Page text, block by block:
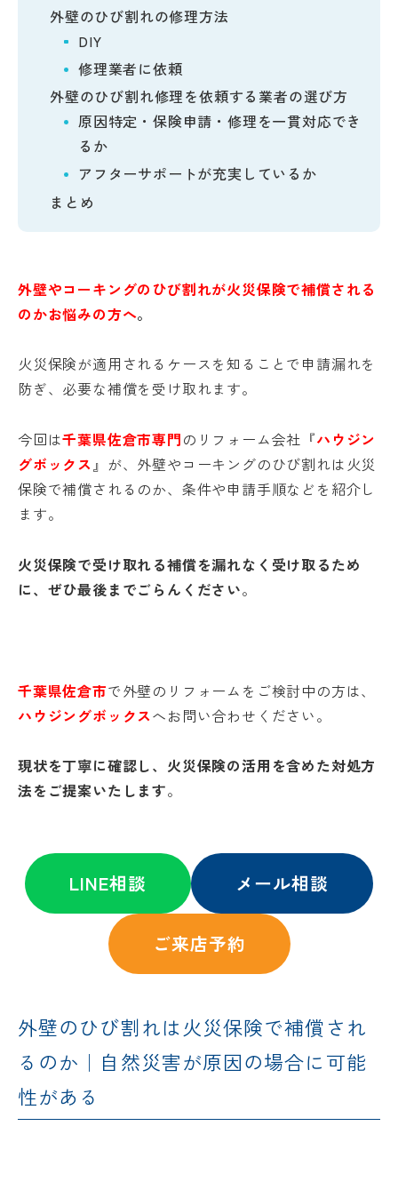
外壁のひび割れの修理方法
DIY
修理業者に依頼
外壁のひび割れ修理を依頼する業者の選び方
原因特定・保険申請・修理を一貫対応でき
るか
アフターサポートが充実しているか
まとめ
外壁やコーキングのひび割れが火災保険で補償される
のかお悩みの方へ。
火災保険が適用されるケースを知ることで申請漏れを
防ぎ、必要な補償を受け取れます。
今回は千葉県佐倉市専門のリフォーム会社『ハウジン
グボックス』が、外壁やコーキングのひび割れは火災
保険で補償されるのか、条件や申請手順などを紹介し
ます。
火災保険で受け取れる補償を漏れなく受け取るため
に、ぜひ最後までごらんください。
千葉県佐倉市で外壁のリフォームをご検討中の方は、
ハウジングボックスへお問い合わせください。
現状を丁寧に確認し、火災保険の活用を含めた対処方
法をご提案いたします。
LINE相談 メール相談
ご来店予約
外壁のひび割れは火災保険で補償され
るのか｜自然災害が原因の場合に可能
性がある